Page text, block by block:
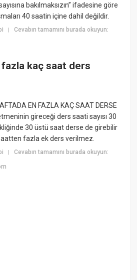
bakılmaksızın” ifadesine göre
40 saatin içine dahil değildir.
|Cevabın tamamını burada okuyun:
kaç saat ders
EN FAZLA KAÇ SAAT DERSE
gireceği ders saati sayısı 30
30 üstü saat derse de girebilir
fazla ek ders verilmez.
|Cevabın tamamını burada okuyun: